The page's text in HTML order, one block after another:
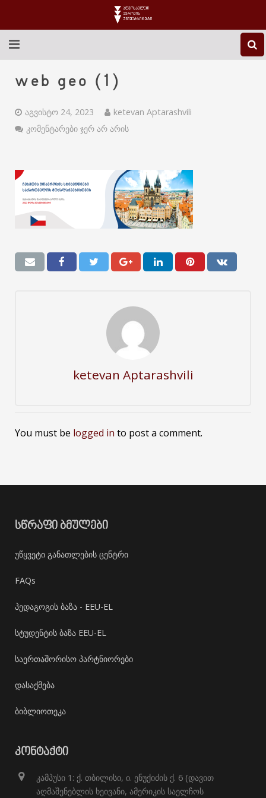
EEU-Ს ᲨᲔᲡᲐᲮᲔᲑ
ᲙᲕᲚᲔᲕᲐ
ᲑᲘᲑᲚᲘᲝᲗᲔᲙᲐ
web geo (1)
აგვისტო 24, 2023
ketevan Aptarashvili
კომენტარები ჯერ არ არის
ketevan Aptarashvili
You must be logged in to post a comment.
ᲡᲬᲠᲐᲤᲘ ᲑᲛᲣᲚᲔᲑᲘ
უწყვეტი განათლების ცენტრი
FAQs
პედაგოგის ბაზა - EEU-EL
სტუდენტის ბაზა EEU-EL
საერთაშორისო პარტნიორები
დასაქმება
ბიბლიოთეკა
ᲙᲝᲜᲢᲐᲥᲢᲘ
კამპუსი 1: ქ. თბილისი, ი. ენუქიძის ქ. 6 (დავით
აღმაშენებლის ხეივანი, ამერიკის საელჩოს